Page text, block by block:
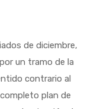
de diciembre,
un tramo de la
contrario al
plan de